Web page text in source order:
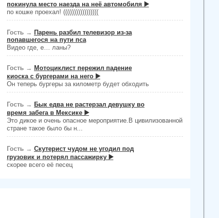
покинула место наезда на неё автомобиля ▶️
по кошке проехал! ((((((((((((((((((
Гость → Парень разбил телевизор из-за
попавшегося на пути пса
Видео где, е… ланы?
Гость → Мотоциклист пережил падение
киоска с бургерами на него ▶️
Он теперь бургеры за километр будет обходить
Гость → Бык едва не растерзал девушку во
время забега в Мексике ▶️
Это дикое и очень опасное мероприятие.В цивилизованной
стране такое было бы н...
Гость → Скутерист чудом не угодил под
грузовик и потерял пассажирку ▶️
скорее всего её песец